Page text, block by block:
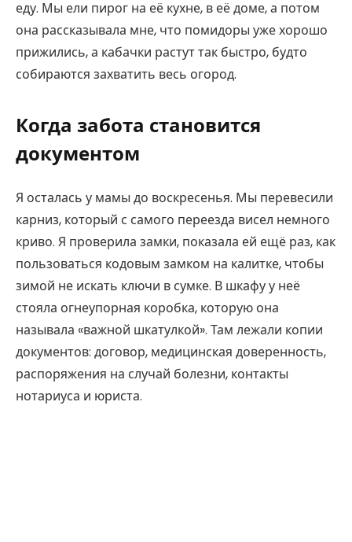
еду. Мы ели пирог на её кухне, в её доме, а потом
она рассказывала мне, что помидоры уже хорошо
прижились, а кабачки растут так быстро, будто
собираются захватить весь огород.
Когда забота становится
документом
Я осталась у мамы до воскресенья. Мы перевесили
карниз, который с самого переезда висел немного
криво. Я проверила замки, показала ей ещё раз, как
пользоваться кодовым замком на калитке, чтобы
зимой не искать ключи в сумке. В шкафу у неё
стояла огнеупорная коробка, которую она
называла «важной шкатулкой». Там лежали копии
документов: договор, медицинская доверенность,
распоряжения на случай болезни, контакты
нотариуса и юриста.